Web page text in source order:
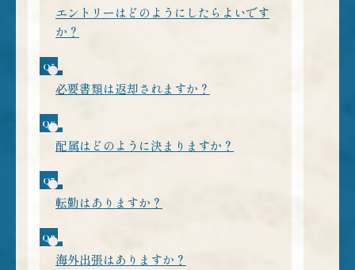
自律した個人として成果に責任を持ちつつ、チームで切
グローバルに海外拠点・顧客と連携し、全社横断でお客
様の課題解決を推進できる方 を求めています。
エントリーはどのようにしたらよいです
か？
点があれば採用窓口までお問い合わせください。
必要書類は返却されますか？
しておりません。
個人情報は採用選考の目的で厳重に管理し、選考終了後
返却を希望される場合は、事前に採用窓口へご相談くだ
さい（ただし対応できない場合があります）。
配属はどのように決まりますか？
員計画および人財戦略を総合的に勘案して決定します。
入社後のキャリアチェンジや希望異動についても柔軟に
を目指します。
転勤はありますか？
要項や面接時に転勤の有無について明示しますので、不
安がある場合は事前に採用担当にご確認ください。
海外出張はありますか？